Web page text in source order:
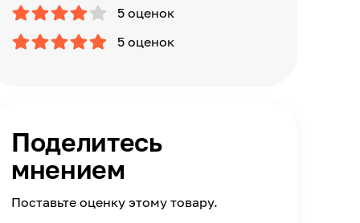
5 оценок
5 оценок
Поделитесь
мнением
Поставьте оценку этому товару.